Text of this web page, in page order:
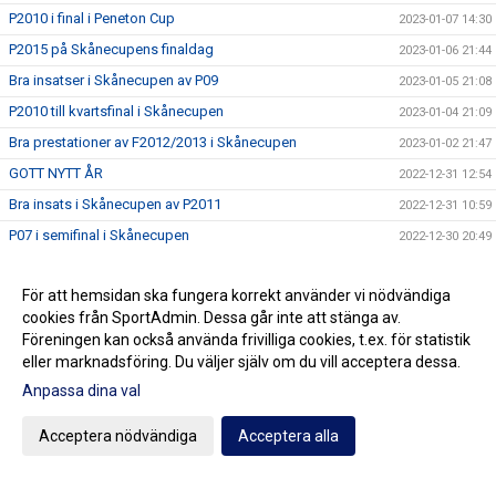
P2010 i final i Peneton Cup 2023-01-07 14:30
P2015 på Skånecupens finaldag 2023-01-06 21:44
Bra insatser i Skånecupen av P09 2023-01-05 21:08
P2010 till kvartsfinal i Skånecupen 2023-01-04 21:09
Bra prestationer av F2012/2013 i Skånecupen 2023-01-02 21:47
GOTT NYTT ÅR 2022-12-31 12:54
Bra insats i Skånecupen av P2011 2022-12-31 10:59
P07 i semifinal i Skånecupen 2022-12-30 20:49
Lycka till Noah 2022-12-29 13:14
Fin teknisk fotboll av P2013 i Skånecupen
Spänning och underhållning med P2014 i Skånecupen 2022-12-27 21:11
Köp Bingolotter till Nyårsafton av Kulladals FF
För att hemsidan ska fungera korrekt använder vi nödvändiga
cookies från SportAdmin. Dessa går inte att stänga av.
Föreningen kan också använda frivilliga cookies, t.ex. för statistik
eller marknadsföring. Du väljer själv om du vill acceptera dessa.
Anpassa dina val
Acceptera nödvändiga Acceptera alla